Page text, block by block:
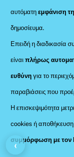
αυτόματηεμφάνιση
δημοσίευμα.
Επειδή η διαδικασία
είναιπλήρως
ευθύνη για το
παραβιάσεις που
Η επισκεψιμότητα
cookies ή
συμμόρφωση με τον
‹